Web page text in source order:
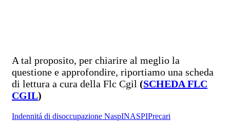
A tal proposito, per chiarire al meglio la
questione e approfondire, riportiamo una scheda
di lettura a cura della Flc Cgil (SCHEDA FLC
CGIL)
Indennitá di disoccupazione NaspINASPIPrecari